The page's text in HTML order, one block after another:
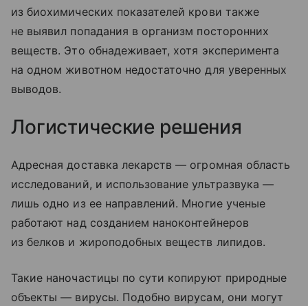
из биохимических показателей крови также
не выявил попадания в организм посторонних
веществ. Это обнадеживает, хотя эксперимента
на одном животном недостаточно для уверенных
выводов.
Логистические решения
Адресная доставка лекарств — огромная область
исследований, и использование ультразвука —
лишь одно из ее направлений. Многие ученые
работают над созданием наноконтейнеров
из белков и жироподобных веществ липидов.
Такие наночастицы по сути копируют природные
объекты — вирусы. Подобно вирусам, они могут